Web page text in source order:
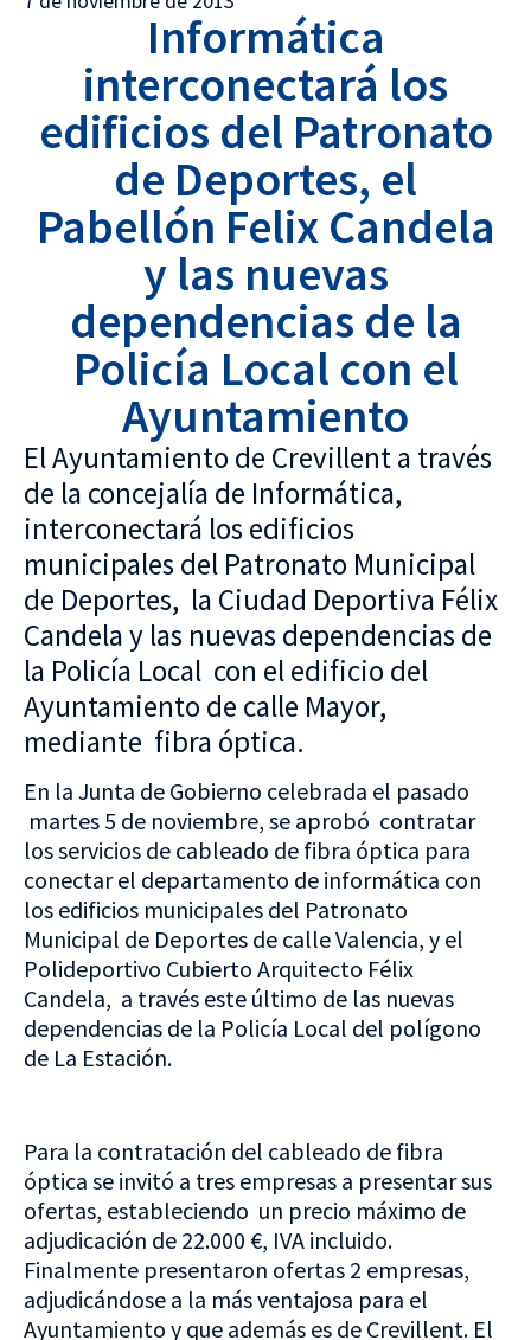
Informática
interconectará los
edificios del Patronato
de Deportes, el
Pabellón Felix Candela
y las nuevas
dependencias de la
Policía Local con el
Ayuntamiento
El Ayuntamiento de Crevillent a través
de la concejalía de Informática,
interconectará los edificios
municipales del Patronato Municipal
de Deportes, la Ciudad Deportiva Félix
Candela y las nuevas dependencias de
la Policía Local con el edificio del
Ayuntamiento de calle Mayor,
mediante fibra óptica.
En la Junta de Gobierno celebrada el pasado
martes 5 de noviembre, se aprobó contratar
los servicios de cableado de fibra óptica para
conectar el departamento de informática con
los edificios municipales del Patronato
Municipal de Deportes de calle Valencia, y el
Polideportivo Cubierto Arquitecto Félix
Candela, a través este último de las nuevas
dependencias de la Policía Local del polígono
de La Estación.
Para la contratación del cableado de fibra
óptica se invitó a tres empresas a presentar sus
ofertas, estableciendo un precio máximo de
adjudicación de 22.000 €, IVA incluido.
Finalmente presentaron ofertas 2 empresas,
adjudicándose a la más ventajosa para el
Ayuntamiento y que además es de Crevillent. El